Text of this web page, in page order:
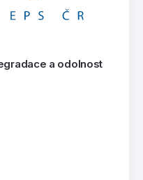
a odolnost